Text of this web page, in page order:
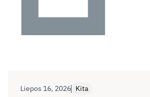
Liepos 16, 2026 Kita